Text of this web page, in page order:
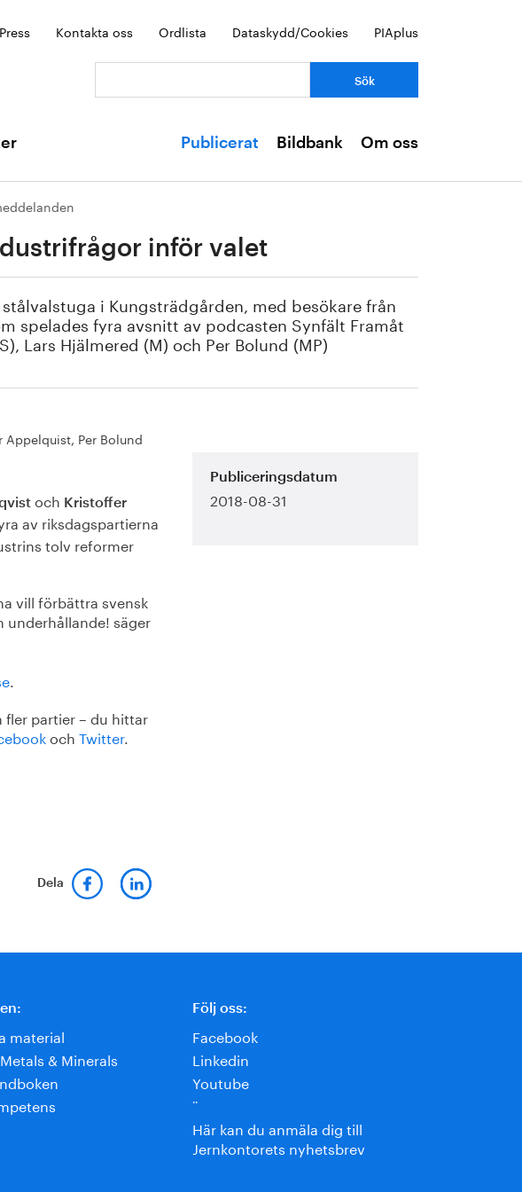
Press Kontakta oss Ordlista Dataskydd/Cookies PIAplus
Publicerat Bildbank Om oss
inför valet
i Kungsträdgården, med besökare från
spelades fyra avsnitt av podcasten Synfält Framåt
Lars Hjälmered (M) och Per Bolund (MP)
Appelquist, Per Bolund
och Kristoffer
av riksdagspartierna
tolv reformer
vill förbättra svensk
underhållande! säger
.
fler partier – du hittar
och Twitter.
Dela
Publiceringsdatum
2018-08-31
material
& Minerals
Följ oss:
Facebook
Linkedin
Youtube
¨
Här kan du anmäla dig till
Jernkontorets nyhetsbrev